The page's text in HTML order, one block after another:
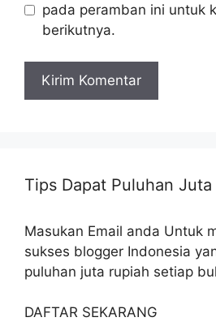
pada peramban ini untuk
berikutnya.
Tips Dapat Puluhan Juta
Masukan Email anda Untuk
sukses blogger Indonesia
puluhan juta rupiah setiap
DAFTAR SEKARANG